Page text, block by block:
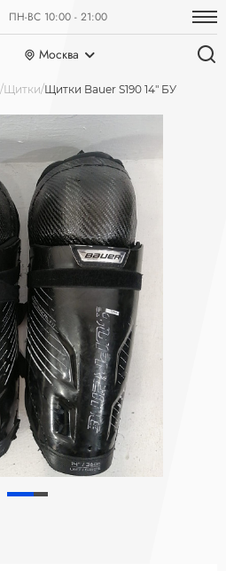
ПН-ВС 10:00 - 21:00
Москва
Щитки Щитки Bauer S190 14" БУ